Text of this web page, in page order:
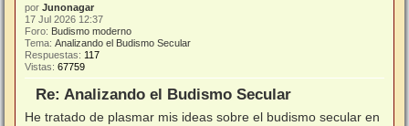
por Junonagar
17 Jul 2026 12:37
Foro: Budismo moderno
Tema: Analizando el Budismo Secular
Respuestas: 117
Vistas: 67759
Re: Analizando el Budismo Secular
He tratado de plasmar mis ideas sobre el budismo secular en